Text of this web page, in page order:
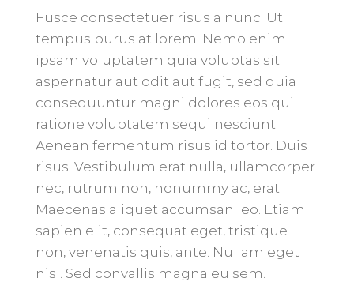
Fusce consectetuer risus a nunc. Ut
tempus purus at lorem. Nemo enim
ipsam voluptatem quia voluptas sit
aspernatur aut odit aut fugit, sed quia
consequuntur magni dolores eos qui
ratione voluptatem sequi nesciunt.
Aenean fermentum risus id tortor. Duis
risus. Vestibulum erat nulla, ullamcorper
nec, rutrum non, nonummy ac, erat.
Maecenas aliquet accumsan leo. Etiam
sapien elit, consequat eget, tristique
non, venenatis quis, ante. Nullam eget
nisl. Sed convallis magna eu sem.